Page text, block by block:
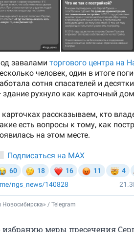
Новосибирска» / Telegram
избранию меры пресечения